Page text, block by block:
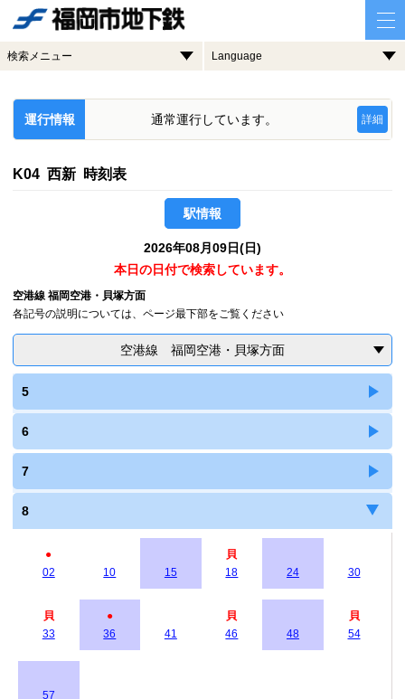
検索メニュー Language
運行情報 通常運行しています。 詳細
K04 西新 時刻表
駅情報
2026年08月09日(日)
本日の日付で検索しています。
空港線 福岡空港・貝塚方面
各記号の説明については、ページ最下部をご覧ください
空港線 福岡空港・貝塚方面
5
6
7
8
●
02
10 15
貝
18
24 30
貝
33
●
36
41
貝
46
48
貝
54
57